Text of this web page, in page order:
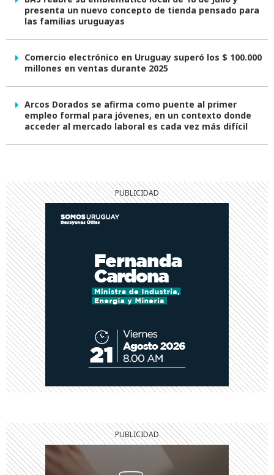
presenta un nuevo concepto de tienda pensado para
las familias uruguayas
Comercio electrónico en Uruguay superó los $ 100.000
millones en ventas durante 2025
Arcos Dorados se afirma como puente al primer
empleo formal para jóvenes, en un contexto donde
acceder al mercado laboral es cada vez más difícil